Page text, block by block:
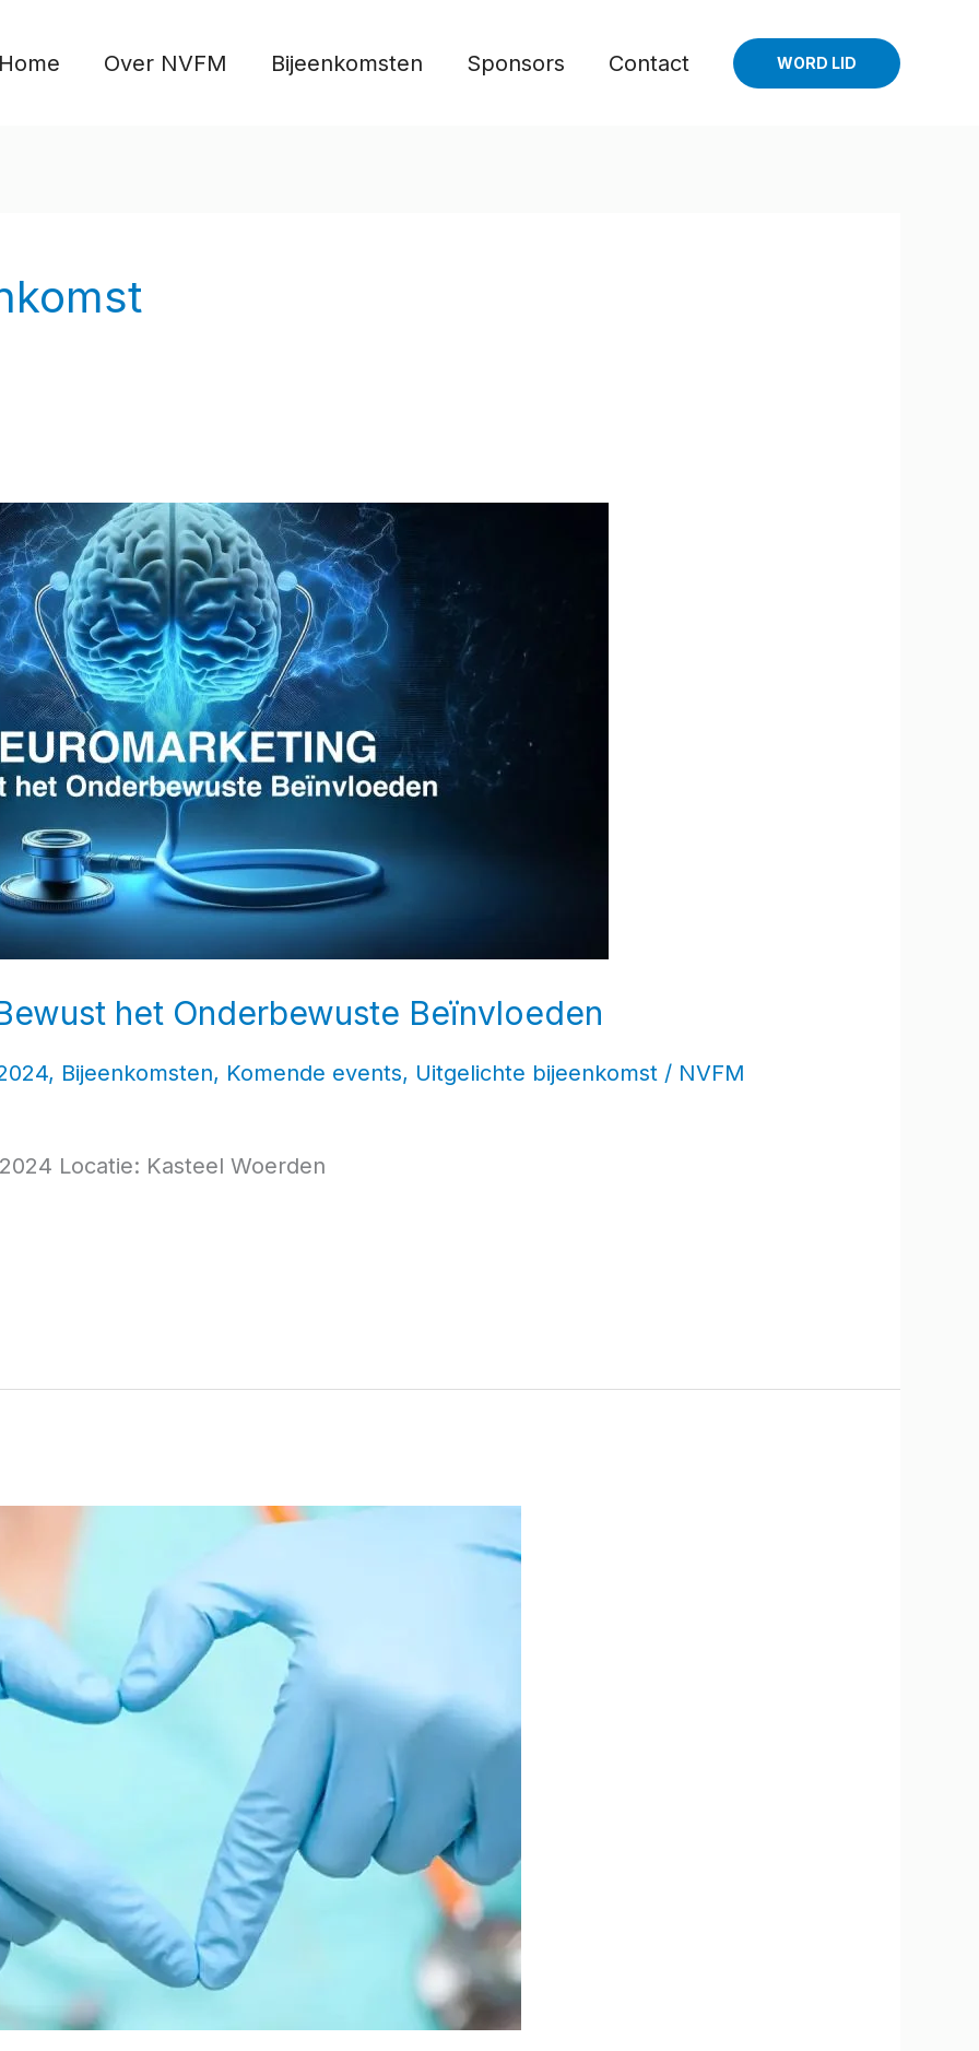
Home Over NVFM Bijeenkomsten Sponsors Contact WORD LID
het Onderbewuste Beïnvloeden
, Bijeenkomsten, Komende events, Uitgelichte bijeenkomst / NVFM
Locatie: Kasteel Woerden